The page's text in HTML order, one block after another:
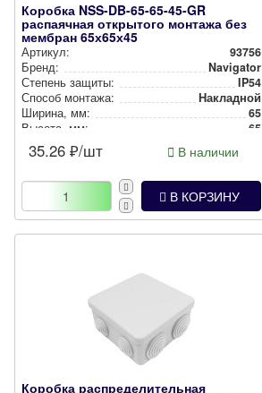
Коробка NSS-DB-65-65-45-GR
распаячная открытого монтажа без
мембран 65х65х45
Артикул:
93756
Бренд:
Navigator
Степень защиты:
IP54
Способ монтажа:
Накладной
Ширина, мм:
65
Высота, мм:
65
Глубина, мм:
35.26 ₽/шт В наличии
В КОРЗИНУ
Коробка распределительная